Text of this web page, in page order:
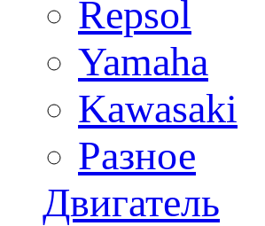
Repsol
Yamaha
Kawasaki
Разное
Двигатель